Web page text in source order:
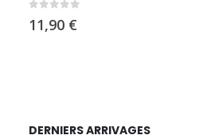
11,90 €
DERNIERS ARRIVAGES